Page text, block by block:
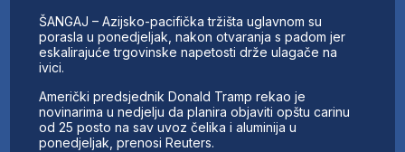
FINANSIJE
IZ STRANIH MEDIJA
AKTIVNOSTI
UČLANI SE
KONTAKT
ŠANGAJ – Azijsko-pacifička tržišta uglavnom su
porasla u ponedjeljak, nakon otvaranja s padom jer
eskalirajuće trgovinske napetosti drže ulagače na
ivici.
Američki predsjednik Donald Tramp rekao je
novinarima u nedjelju da planira objaviti opštu carinu
od 25 posto na sav uvoz čelika i aluminija u
ponedjeljak, prenosi Reuters.